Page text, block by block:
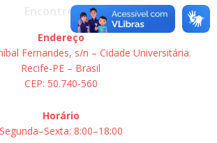
Encontre-nos
Endereço
Fernandes, s/n – Cidade Universitária.
Recife-PE – Brasil
CEP: 50.740-560
Horário
Segunda–Sexta: 8:00–18:00